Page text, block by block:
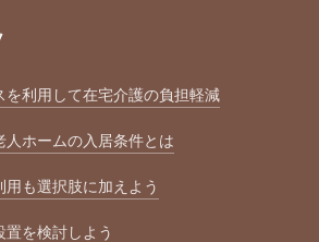
を利用して在宅介護の負担軽減
人ホームの入居条件とは
用も選択肢に加えよう
置を検討しよう